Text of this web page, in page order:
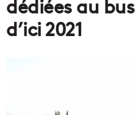
d’ici 2021